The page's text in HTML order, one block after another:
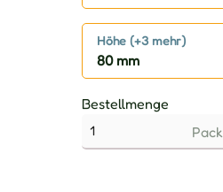
Höhe (+3 mehr)
80 mm
Bestellmenge
Pack